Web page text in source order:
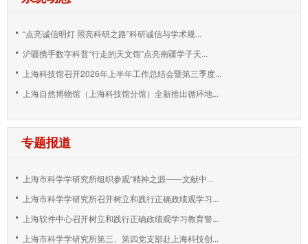
“点亮诚信明灯 照亮科研之路”科研诚信与学术规...
沪疆携手数字科普“行走的天文馆”点亮南疆学子天...
上海科技馆召开2026年上半年工作总结会暨第三季度...
上海自然博物馆（上海科技馆分馆）全新推出循环地...
专题报道
上海市科学学研究所组织参观“精神之源——文献中...
上海市科学学研究所召开树立和践行正确政绩观学习...
上海软件中心召开树立和践行正确政绩观学习教育警...
上海市科学学研究所第三、第四党支部赴上海科技创...